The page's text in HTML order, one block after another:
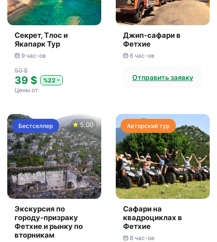
Секрет, Тлос и
Якапарк Тур
9 час-ов
50 $
39 $
%22
Цены от
Джип-сафари в
Фетхие
6 час-ов
Отправить заявку
Бестселлер 5.00
Экскурсия по
городу-призраку
Фетхие и рынку по
вторникам
Авторский тур
Сафари на
квадроциклах в
Фетхие
8 час-ов